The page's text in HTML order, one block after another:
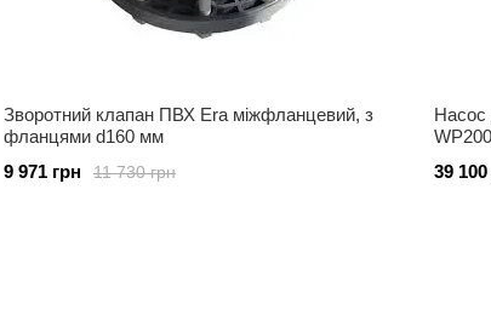
Зворотний клапан ПВХ Era міжфланцевий, з
фланцями d160 мм
11 730 грн
9 971 грн
Насос
39 100